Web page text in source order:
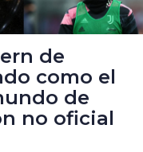
de
como el
de
no oficial